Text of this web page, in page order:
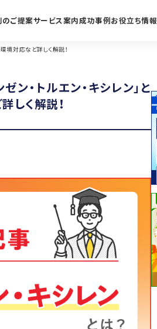
ご提案サービス案内成功事例お役立ち情報
境対応など詳しく解説！
ン・トルエン・キシレン」と
しく解説！